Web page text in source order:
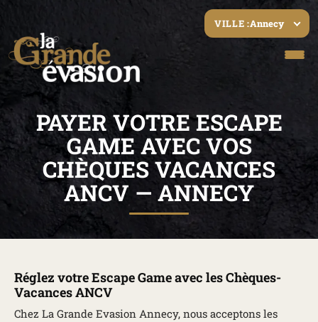
VILLE :Annecy
PAYER VOTRE ESCAPE
GAME AVEC VOS
CHÈQUES VACANCES
ANCV — ANNECY
Réglez votre Escape Game avec les Chèques-
Vacances ANCV
Chez La Grande Evasion Annecy, nous acceptons les